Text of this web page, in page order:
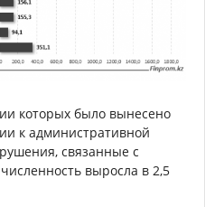
которых было вынесено
к административной
связанные с
выросла в 2,5